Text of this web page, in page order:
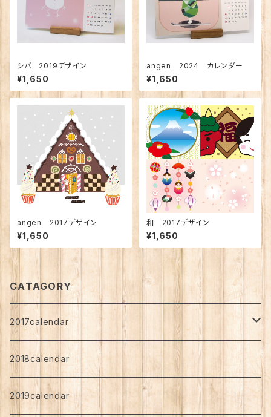
シバ 2019デザイン
¥1,650
angen 2024 カレンダー
¥1,650
angen 2017デザイン
¥1,650
和 2017デザイン
¥1,650
CATAGORY
2017calendar
shiba
Standard
nozomi
2018calendar
2019calendar